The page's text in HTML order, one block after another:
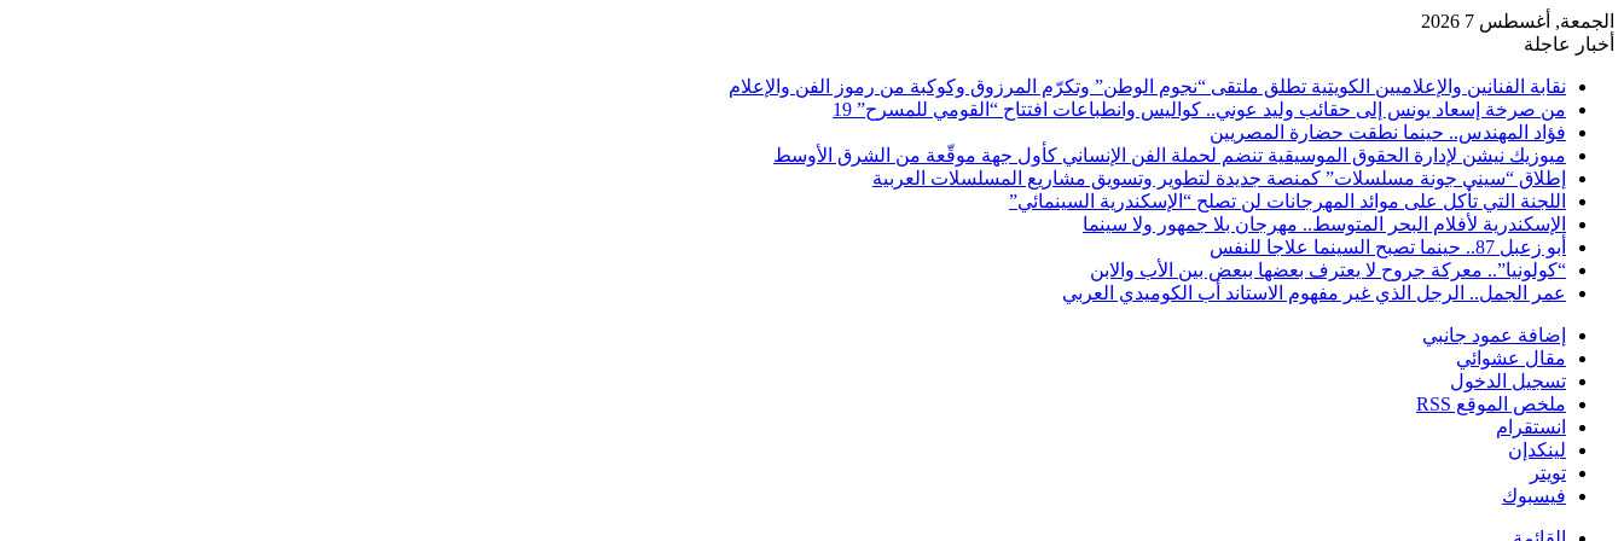
الجمعة, أغسطس 7 2026
أخبار عاجلة
نقابة الفنانين والإعلاميين الكويتية تطلق ملتقى “نجوم الوطن” وتكرّم المرزوق وكوكبة من رموز الفن والإعلام
من صرخة إسعاد يونس إلى حقائب وليد عوني.. كواليس وانطباعات افتتاح “القومي للمسرح” 19
فؤاد المهندس.. حينما نطقت حضارة المصريين
ميوزيك نيشن لإدارة الحقوق الموسيقية تنضم لحملة الفن الإنساني كأول جهة موقّعة من الشرق الأوسط
إطلاق “سيني جونة مسلسلات” كمنصة جديدة لتطوير وتسويق مشاريع المسلسلات العربية
اللجنة التي تأكل على موائد المهرجانات لن تصلح “الإسكندرية السينمائي”
الإسكندرية لأفلام البحر المتوسط.. مهرجان بلا جمهور ولا سينما
أبو زعبل 87.. حينما تصبح السينما علاجا للنفس
“كولونيا”.. معركة جروح لا يعترف بعضها ببعض بين الأب والابن
عمر الجمل.. الرجل الذي غير مفهوم الاستاند أب الكوميدي العربي
إضافة عمود جانبي
مقال عشوائي
تسجيل الدخول
ملخص الموقع RSS
انستقرام
لينكدإن
تويتر
فيسبوك